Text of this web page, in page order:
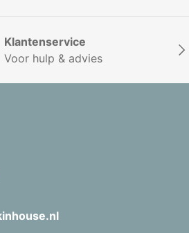
Klantenservice
Voor hulp & advies